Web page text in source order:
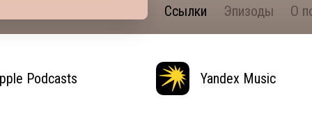
Ссылки Эпизоды О
Podcasts Yandex Music